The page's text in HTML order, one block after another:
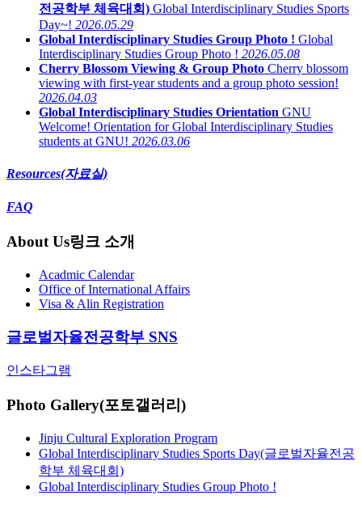
전공학부 체육대회) Global Interdisciplinary Studies Sports
Day~! 2026.05.29
Global Interdisciplinary Studies Group Photo ! Global
Interdisciplinary Studies Group Photo ! 2026.05.08
Cherry Blossom Viewing & Group Photo Cherry blossom
viewing with first-year students and a group photo session!
2026.04.03
Global Interdisciplinary Studies Orientation GNU
Welcome! Orientation for Global Interdisciplinary Studies
students at GNU! 2026.03.06
Resources(자료실)
FAQ
About Us링크 소개
Acadmic Calendar
Office of International Affairs
Visa & Alin Registration
글로벌자율전공학부 SNS
인스타그램
Photo Gallery(포토갤러리)
Jinju Cultural Exploration Program
Global Interdisciplinary Studies Sports Day(글로벌자율전공
학부 체육대회)
Global Interdisciplinary Studies Group Photo !